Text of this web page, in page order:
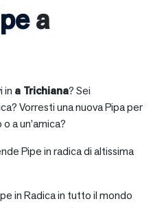
a
in a Trichiana? Sei
Vorresti una nuova Pipa per
a un’amica?
Pipe in radica di altissima
in Radica in tutto il mondo